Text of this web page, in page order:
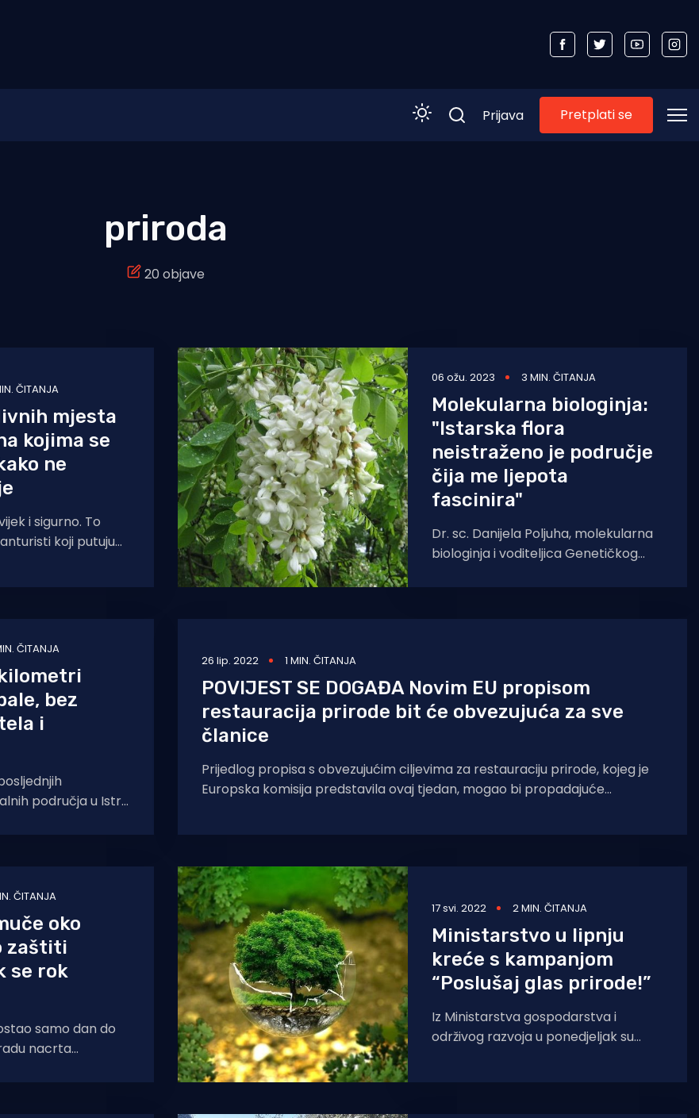
Prijava Pretplati se
priroda
20 objave
ČITANJA
mjesta
kojima se
ne
i sigurno. To
koji putuju
06 ožu. 2023 3 MIN. ČITANJA
Molekularna biologinja:
"Istarska flora
neistraženo je područje
čija me ljepota
fascinira"
Dr. sc. Danijela Poljuha, molekularna
biologinja i voditeljica Genetičkog
poljoprivredu i turizam u Poreču.
ČITANJA
bez
i
područja u Istri.
i kampova.
26 lip. 2022 1 MIN. ČITANJA
POVIJEST SE DOGAĐA Novim EU propisom
restauracija prirode bit će obvezujuća za sve
članice
Prijedlog propisa s obvezujućim ciljevima za restauraciju prirode, kojeg je
Europska komisija predstavila ovaj tjedan, mogao bi propadajuće
ČITANJA
oko
zaštiti
se rok
samo dan do
nacrta
17 svi. 2022 2 MIN. ČITANJA
Ministarstvo u lipnju
kreće s kampanjom
“Poslušaj glas prirode!”
Iz Ministarstva gospodarstva i
održivog razvoja u ponedjeljak su